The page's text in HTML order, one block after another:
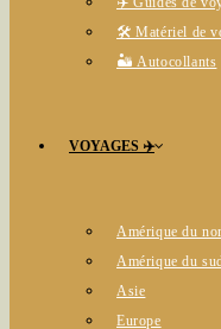
🛠️ Matériel de
🏜️ Autocollants
VOYAGES ✈️
Amérique du
Amérique du
Asie
Europe